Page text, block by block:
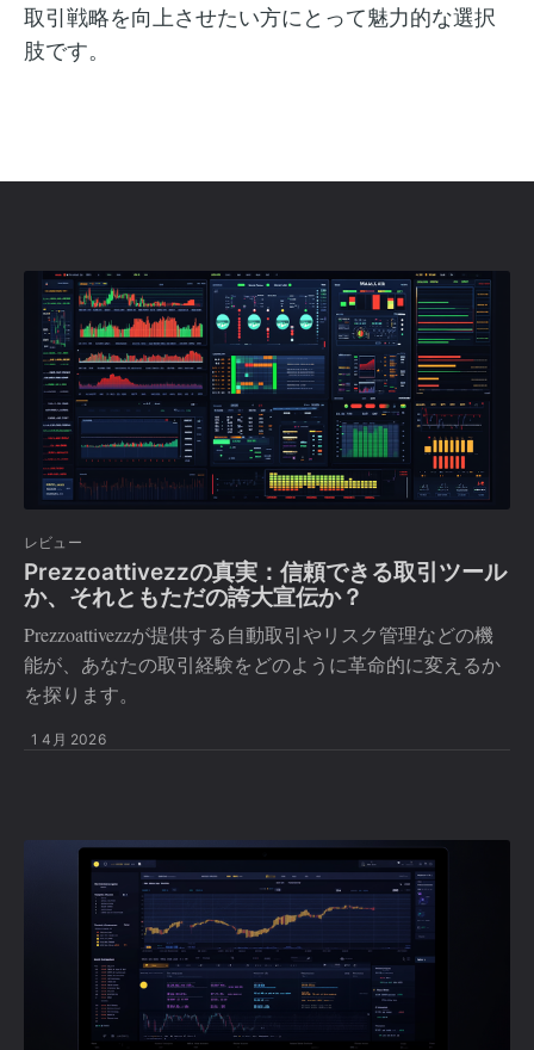
取引戦略を向上させたい方にとって魅力的な選択
肢です。
レビュー
Prezzoattivezzの真実：信頼できる取引ツール
か、それともただの誇大宣伝か？
Prezzoattivezzが提供する自動取引やリスク管理などの機
能が、あなたの取引経験をどのように革命的に変えるか
を探ります。
1 4月 2026